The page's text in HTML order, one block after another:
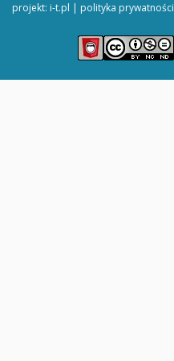
projekt: i-t.pl | polityka prywatności